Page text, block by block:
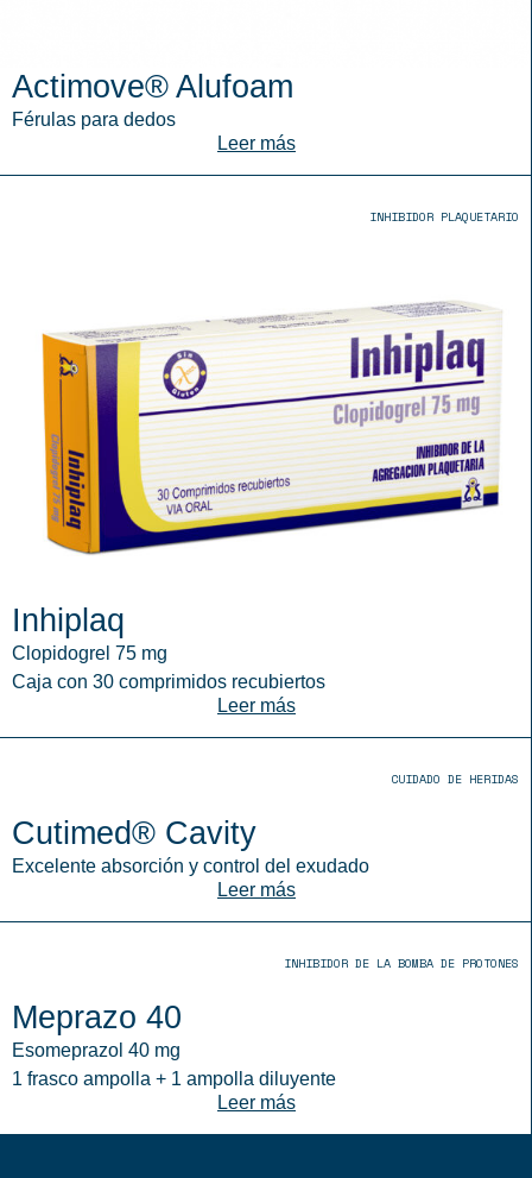
Actimove® Alufoam
Férulas para dedos
Leer más
INHIBIDOR PLAQUETARIO
Inhiplaq
Clopidogrel 75 mg
Caja con 30 comprimidos recubiertos
Leer más
CUIDADO DE HERIDAS
Cutimed® Cavity
Excelente absorción y control del exudado
Leer más
INHIBIDOR DE LA BOMBA DE PROTONES
Meprazo 40
Esomeprazol 40 mg
1 frasco ampolla + 1 ampolla diluyente
Leer más